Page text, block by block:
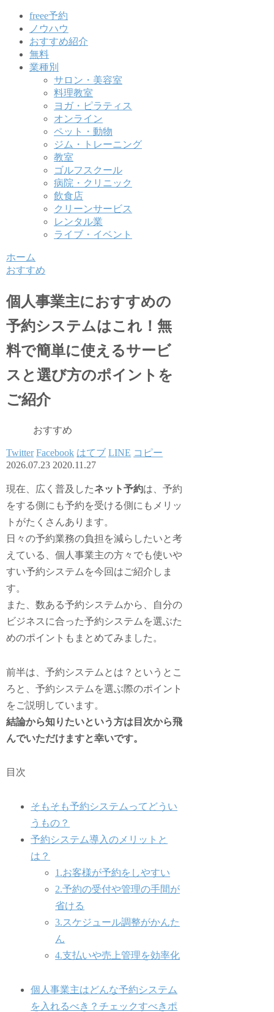
freee予約
ノウハウ
おすすめ紹介
無料
業種別
サロン・美容室
料理教室
ヨガ・ピラティス
オンライン
ペット・動物
ジム・トレーニング
教室
ゴルフスクール
病院・クリニック
飲食店
クリーンサービス
レンタル業
ライブ・イベント
ホーム
おすすめ
個人事業主におすすめの
予約システムはこれ！無
料で簡単に使えるサービ
スと選び方のポイントを
ご紹介
おすすめ
Twitter Facebook はてブ LINE コピー
2026.07.23 2020.11.27
現在、広く普及したネット予約は、予約
をする側にも予約を受ける側にもメリッ
トがたくさんあります。
日々の予約業務の負担を減らしたいと考
えている、個人事業主の方々でも使いや
すい予約システムを今回はご紹介しま
す。
また、数ある予約システムから、自分の
ビジネスに合った予約システムを選ぶた
めのポイントもまとめてみました。
前半は、予約システムとは？というとこ
ろと、予約システムを選ぶ際のポイント
をご説明しています。
結論から知りたいという方は目次から飛
んでいただけますと幸いです。
目次
そもそも予約システムってどうい
うもの？
予約システム導入のメリットと
は？
1.お客様が予約をしやすい
2.予約の受付や管理の手間が
省ける
3.スケジュール調整がかんた
ん
4.支払いや売上管理を効率化
個人事業主はどんな予約システム
を入れるべき？チェックすべきポ